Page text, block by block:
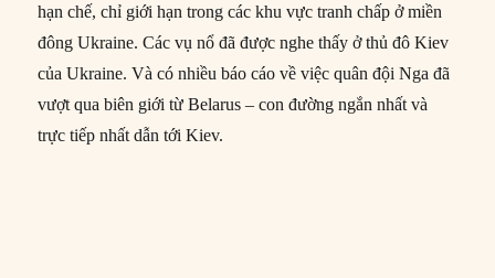
hạn chế, chỉ giới hạn trong các khu vực tranh chấp ở miền
đông Ukraine. Các vụ nổ đã được nghe thấy ở thủ đô Kiev
của Ukraine. Và có nhiều báo cáo về việc quân đội Nga đã
vượt qua biên giới từ Belarus – con đường ngắn nhất và
trực tiếp nhất dẫn tới Kiev.